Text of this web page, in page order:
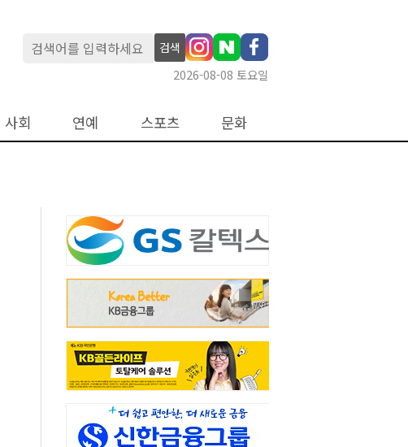
검색
2026-08-08 토요일
사회 연예 스포츠 문화